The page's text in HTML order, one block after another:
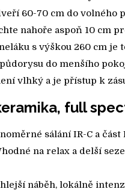
60-70 cm do volného
nahoře aspoň 10 cm
s výškou 260 cm je
do menšího
vlhký a je přístup k
full
sálání IR-C a
na relax a delší
náběh, lokálně